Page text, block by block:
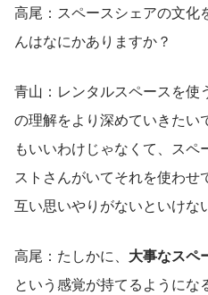
高尾：スペースシェアの文化
んはなにかありますか？
青山：レンタルスペースを使
の理解をより深めていきたい
もいいわけじゃなくて、ス
ストさんがいてそれを使わせ
互い思いやりがないといけな
高尾：たしかに、 大事なスペ
という感覚が持てるようにな